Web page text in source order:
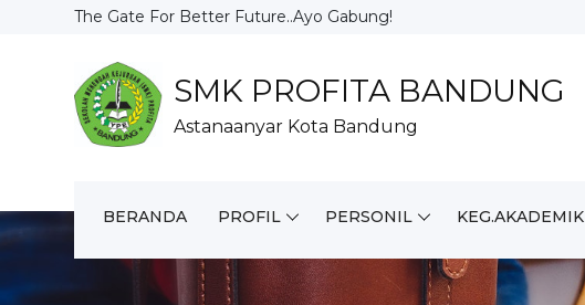
The Gate For Better Future..Ayo Gabung!
SMK PROFITA BANDUNG
Astanaanyar Kota Bandung
BERANDA PROFIL PERSONIL KEG.AKADEMIK